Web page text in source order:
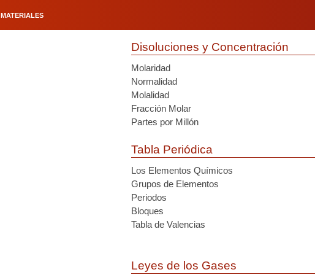
MATERIALES
Disoluciones y Concentración
Molaridad
Normalidad
Molalidad
Fracción Molar
Partes por Millón
Tabla Periódica
Los Elementos Químicos
Grupos de Elementos
Periodos
Bloques
Tabla de Valencias
Leyes de los Gases